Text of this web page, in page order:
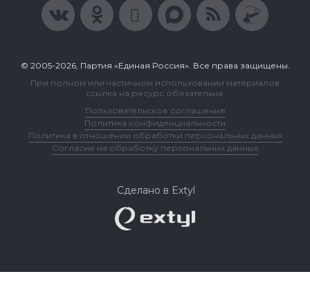
© 2005-2026, Партия «Единая Россия». Все права защищены.
При полном или частичном использовании материалов
ссылка на ресурс обязательна.
Пользовательское соглашение
Политика конфиденциальности
Политика в отношении обработки персональных данных
Согласие на обработку персональных данных
Сделано в Extyl